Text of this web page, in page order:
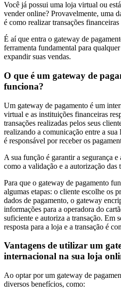
Você já possui uma loja virtual ou
vender online? Provavelmente, uma
é como realizar transações
É aí que entra o gateway de
ferramenta fundamental para
expandir suas vendas.
O que é um gateway de
funciona?
Um gateway de pagamento é um
virtual e as instituições financeiras
transações realizadas pelos seus
realizando a comunicação entre a
é responsável por receber os
A sua função é garantir a segurança
como a validação e a autorização das
Para que o gateway de pagamento
algumas etapas: o cliente escolhe os
dados de pagamento, o gateway
informações para a operadora do
suficiente e autoriza a transação. Em
resposta para a loja e a transação é
Vantagens de utilizar um
internacional na sua loja
Ao optar por um gateway de
diversos benefícios, como: